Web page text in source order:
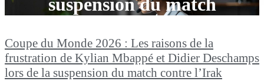
Coupe du Monde 2026 : Les raisons de la
frustration de Kylian Mbappé et Didier Deschamps
lors de la suspension du match contre l’Irak